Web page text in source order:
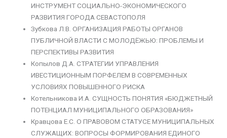
ИНСТРУМЕНТ СОЦИАЛЬНО-ЭКОНОМИЧЕСКОГО
РАЗВИТИЯ ГОРОДА СЕВАСТОПОЛЯ
Зубкова Л.В. ОРГАНИЗАЦИЯ РАБОТЫ ОРГАНОВ
ПУБЛИЧНОЙ ВЛАСТИ С МОЛОДЁЖЬЮ: ПРОБЛЕМЫ И
ПЕРСПЕКТИВЫ РАЗВИТИЯ
Копылов Д.А. СТРАТЕГИИ УПРАВЛЕНИЯ
ИВЕСТИЦИОННЫМ ПОРФЕЛЕМ В СОВРЕМЕННЫХ
УСЛОВИЯХ ПОВЫШЕННОГО РИСКА
Котельникова И.А. СУЩНОСТЬ ПОНЯТИЯ «БЮДЖЕТНЫЙ
ПОТЕНЦИАЛ МУНИЦИПАЛЬНОГО ОБРАЗОВАНИЯ»
Кравцова Е.С. О ПРАВОВОМ СТАТУСЕ МУНИЦИПАЛЬНЫХ
СЛУЖАЩИХ: ВОПРОСЫ ФОРМИРОВАНИЯ ЕДИНОГО